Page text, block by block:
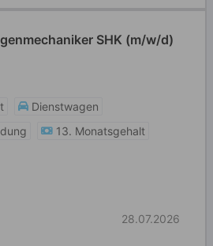
SHK (m/w/d)
Dienstwagen
13. Monatsgehalt
28.07.2026